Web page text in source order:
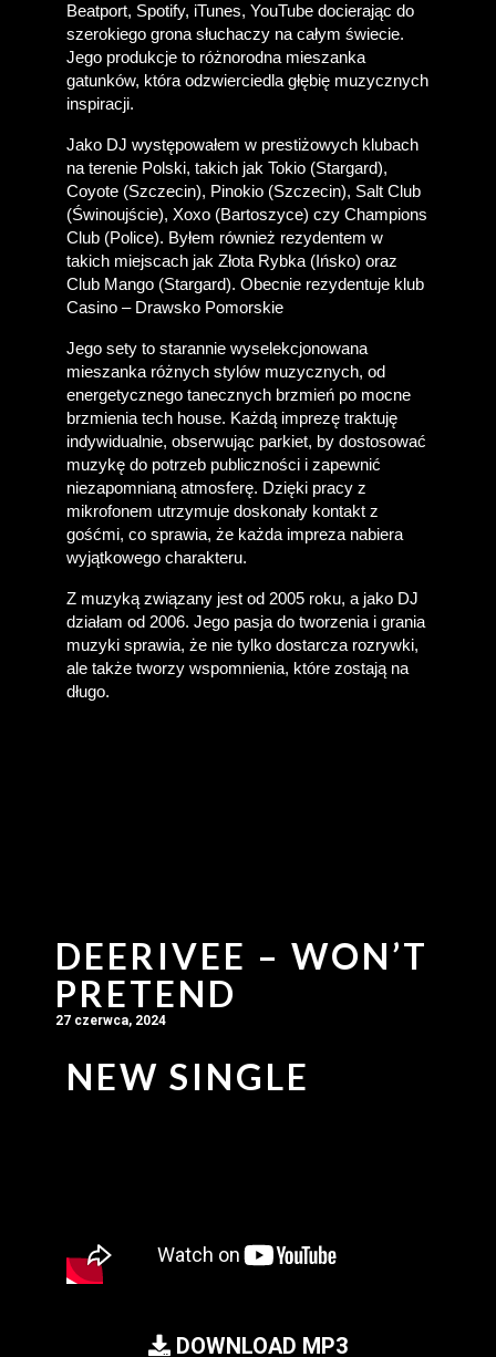
Beatport, Spotify, iTunes, YouTube docierając do
szerokiego grona słuchaczy na całym świecie.
Jego produkcje to różnorodna mieszanka
gatunków, która odzwierciedla głębię muzycznych
inspiracji.
Jako DJ występowałem w prestiżowych klubach
na terenie Polski, takich jak Tokio (Stargard),
Coyote (Szczecin), Pinokio (Szczecin), Salt Club
(Świnoujście), Xoxo (Bartoszyce) czy Champions
Club (Police). Byłem również rezydentem w
takich miejscach jak Złota Rybka (Ińsko) oraz
Club Mango (Stargard). Obecnie rezydentuje klub
Casino – Drawsko Pomorskie
Jego sety to starannie wyselekcjonowana
mieszanka różnych stylów muzycznych, od
energetycznego tanecznych brzmień po mocne
brzmienia tech house. Każdą imprezę traktuję
indywidualnie, obserwując parkiet, by dostosować
muzykę do potrzeb publiczności i zapewnić
niezapomnianą atmosferę. Dzięki pracy z
mikrofonem utrzymuje doskonały kontakt z
gośćmi, co sprawia, że każda impreza nabiera
wyjątkowego charakteru.
Z muzyką związany jest od 2005 roku, a jako DJ
działam od 2006. Jego pasja do tworzenia i grania
muzyki sprawia, że nie tylko dostarcza rozrywki,
ale także tworzy wspomnienia, które zostają na
długo.
DEERIVEE – WON’T
PRETEND
27 czerwca, 2024
NEW SINGLE
DOWNLOAD MP3